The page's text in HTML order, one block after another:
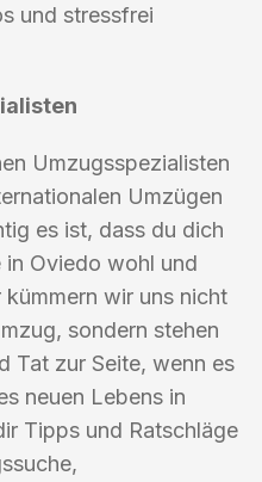
und stressfrei
Umzugsspezialisten
Umzügen
es ist, dass du dich
in Oviedo wohl und
wir uns nicht
sondern stehen
Tat zur Seite, wenn es
neuen Lebens in
Tipps und Ratschläge